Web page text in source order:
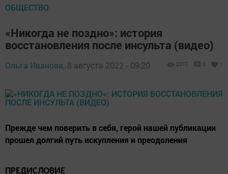
ОБЩЕСТВО
«Никогда не поздно»: история
восстановления после инсульта (видео)
Ольга Иванова, 8 августа 2022 - 09:20 2077 0 1
Прежде чем поверить в себя, герой нашей публикации
прошел долгий путь искупления и преодоления
ПРЕДИСЛОВИЕ